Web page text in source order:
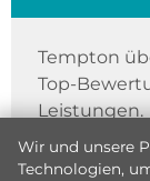
Tempton
Top-
Leistungen.
Wir und unsere
Technologien,